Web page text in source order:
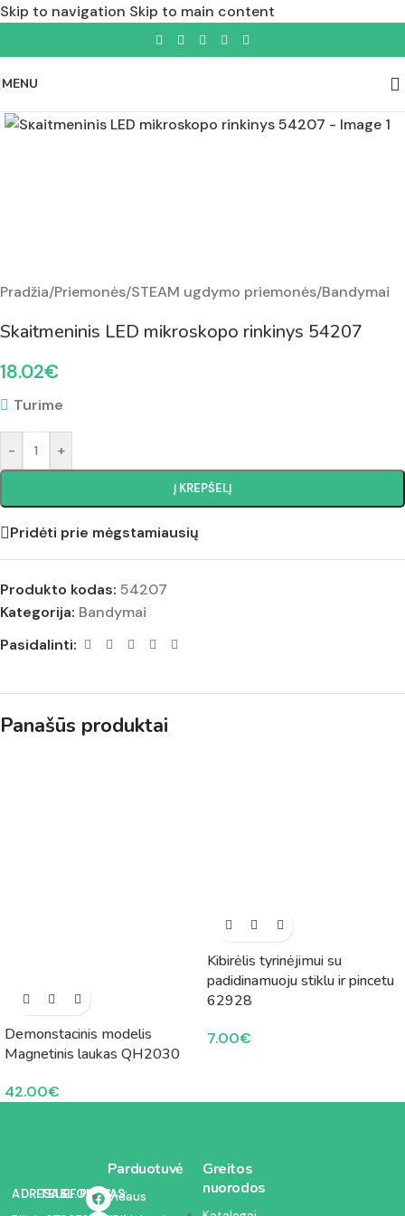
Skip to navigation Skip to main content
MENU
Pradžia/Priemonės/STEAM ugdymo priemonės/Bandymai
Skaitmeninis LED mikroskopo rinkinys 54207
18.02€
Turime
- +
Į KREPŠELĮ
Pridėti prie mėgstamiausių
Produkto kodas: 54207
Kategorija: Bandymai
Pasidalinti:
Panašūs produktai
Demonstacinis modelis
Magnetinis laukas QH2030
42.00€
Kibirėlis tyrinėjimui su
padidinamuoju stiklu ir pincetu
62928
7.00€
ADRESAS:TELEFONAS:
EL. PAŠTAS:
Parduotuvė
Vidaus
Greitos
nuorodos